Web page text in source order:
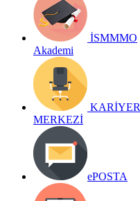
İSMMMO
Akademi
KARİYER
MERKEZİ
ePOSTA